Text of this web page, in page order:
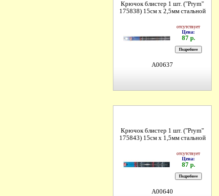
Крючок блистер 1 шт. ("Prym"
175838) 15см х 2,5мм стальной
отсутствует
Цена:
87 р.
A00637
Крючок блистер 1 шт. ("Prym"
175843) 15см х 1,5мм стальной
отсутствует
Цена:
87 р.
A00640